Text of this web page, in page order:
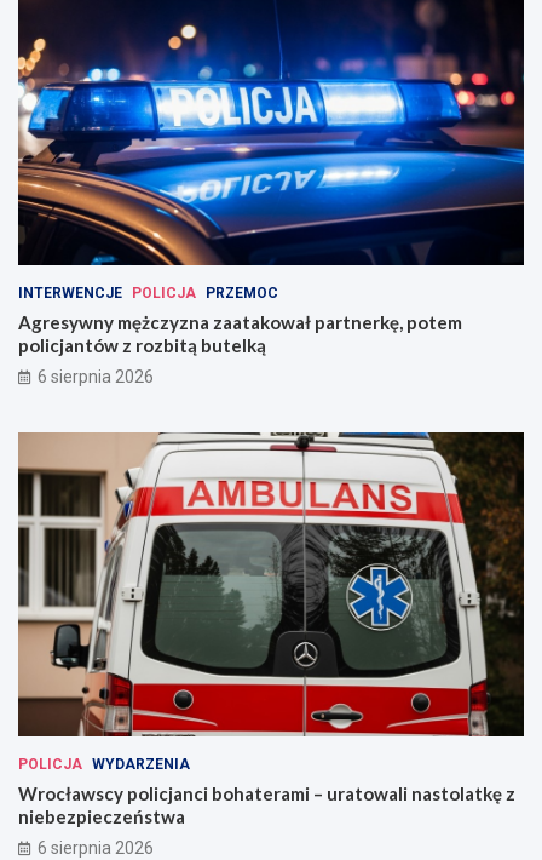
INTERWENCJE POLICJA PRZEMOC
Agresywny mężczyzna zaatakował partnerkę, potem
policjantów z rozbitą butelką
6 sierpnia 2026
POLICJA WYDARZENIA
Wrocławscy policjanci bohaterami – uratowali nastolatkę z
niebezpieczeństwa
6 sierpnia 2026